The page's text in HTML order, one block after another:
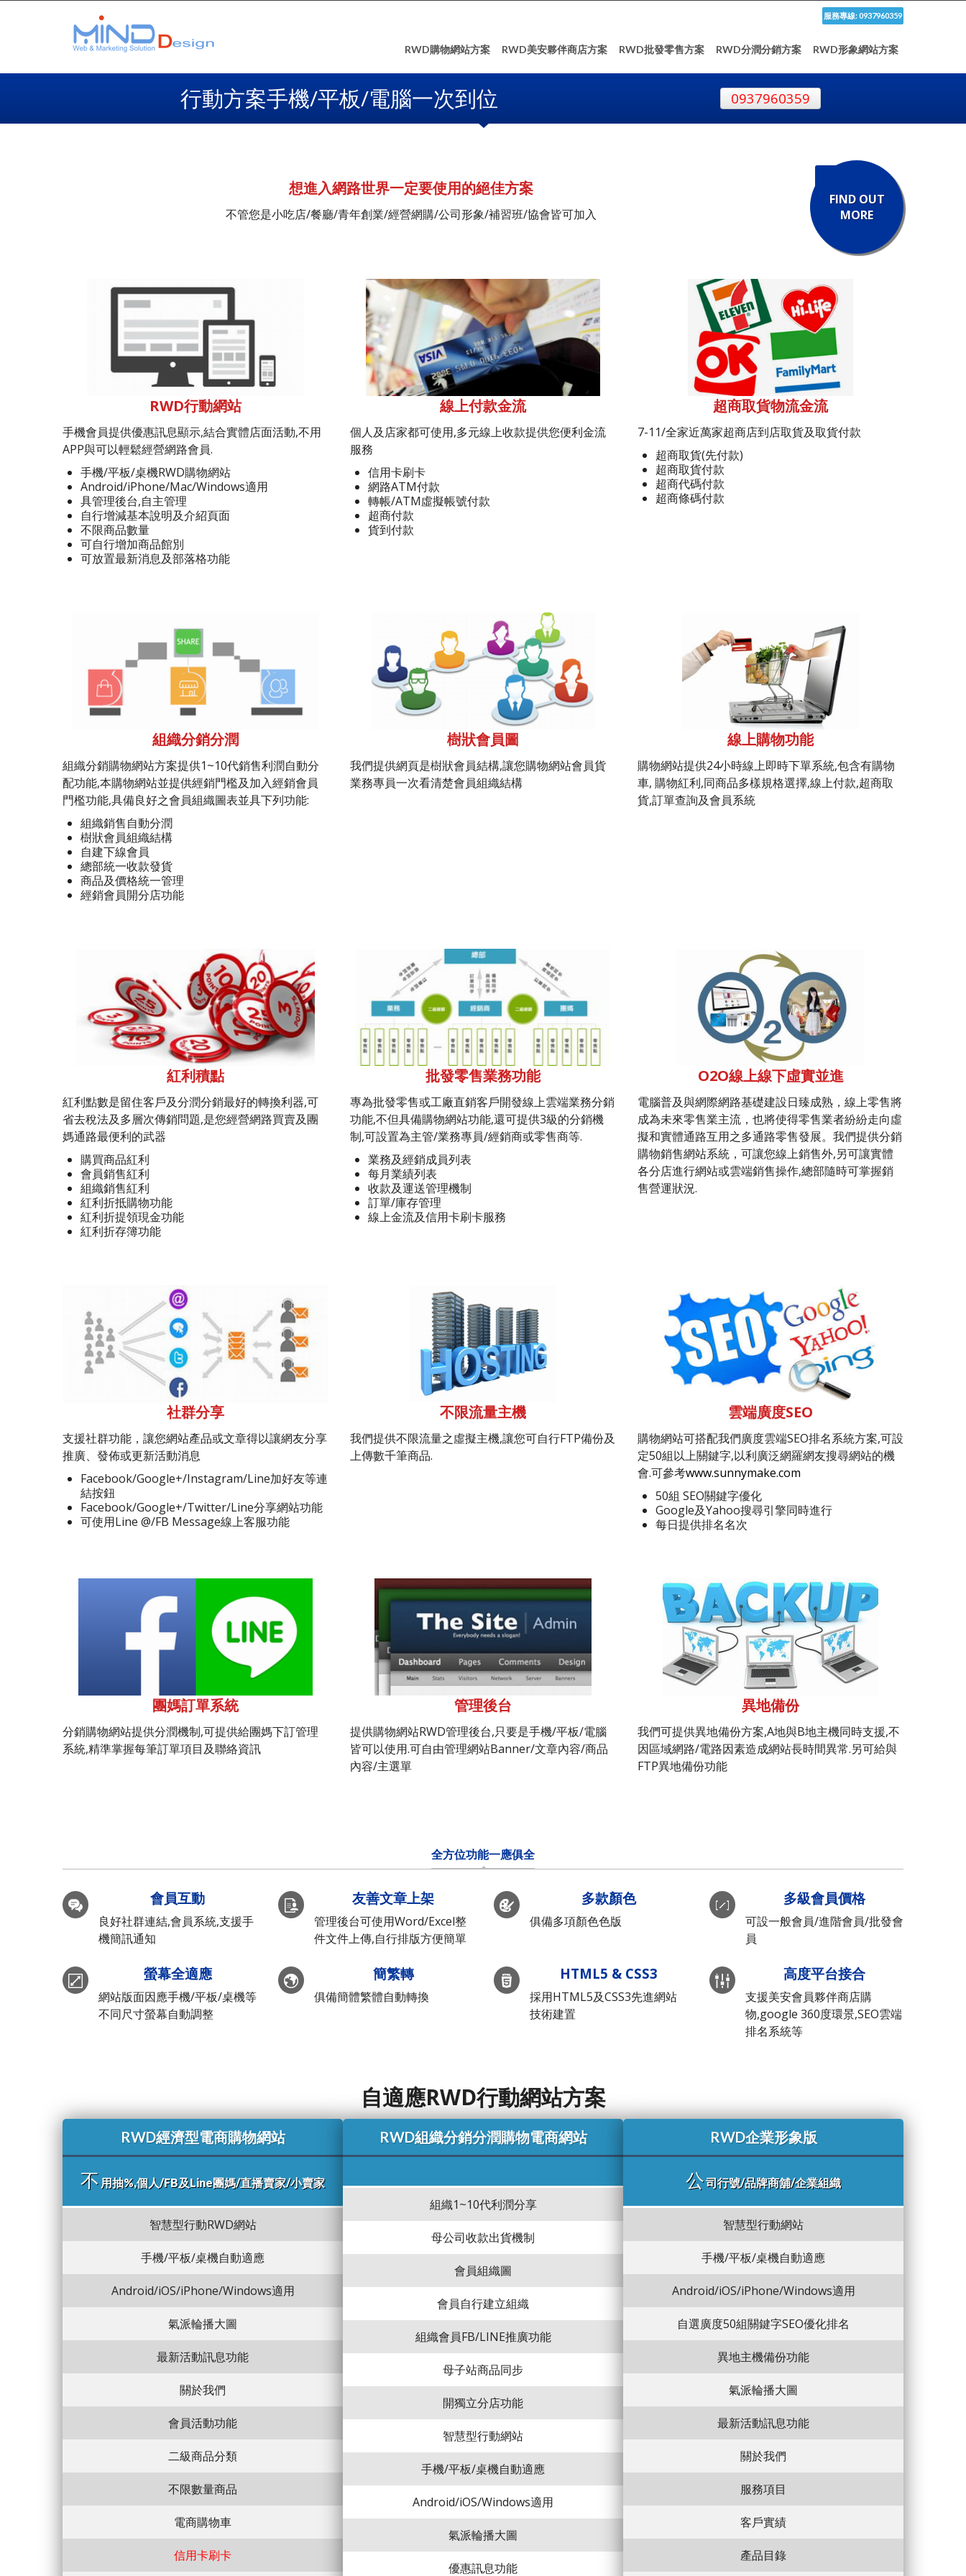
服務專線: 0937960359
RWD購物網站方案 RWD美安夥伴商店方案 RWD批發零售方案 RWD分潤分銷方案 RWD形象網站方案
行動方案手機/平板/電腦一次到位 0937960359
想進入網路世界一定要使用的絕佳方案
不管您是小吃店/餐廳/青年創業/經營網購/公司形象/補習班/協會皆可加入
FIND OUT
MORE
RWD行動網站
手機會員提供優惠訊息顯示,結合實體店面活動,不用
APP與可以輕鬆經營網路會員.
手機/平板/桌機RWD購物網站
Android/iPhone/Mac/Windows適用
具管理後台,自主管理
自行增減基本說明及介紹頁面
不限商品數量
可自行增加商品館別
可放置最新消息及部落格功能
線上付款金流
個人及店家都可使用,多元線上收款提供您便利金流
服務
信用卡刷卡
網路ATM付款
轉帳/ATM虛擬帳號付款
超商付款
貨到付款
超商取貨物流金流
7-11/全家近萬家超商店到店取貨及取貨付款
超商取貨(先付款)
超商取貨付款
超商代碼付款
超商條碼付款
組織分銷分潤
組織分銷購物網站方案提供1~10代銷售利潤自動分
配功能,本購物網站並提供經銷門檻及加入經銷會員
門檻功能,具備良好之會員組織圖表並具下列功能:
組織銷售自動分潤
樹狀會員組織結構
自建下線會員
總部統一收款發貨
商品及價格統一管理
經銷會員開分店功能
樹狀會員圖
我們提供網頁是樹狀會員結構,讓您購物網站會員貨
業務專員一次看清楚會員組織結構
線上購物功能
購物網站提供24小時線上即時下單系統,包含有購物
車, 購物紅利,同商品多樣規格選擇,線上付款,超商取
貨,訂單查詢及會員系統
紅利積點
紅利點數是留住客戶及分潤分銷最好的轉換利器,可
省去稅法及多層次傳銷問題,是您經營網路買賣及團
媽通路最便利的武器
購買商品紅利
會員銷售紅利
組織銷售紅利
紅利折抵購物功能
紅利折提領現金功能
紅利折存簿功能
批發零售業務功能
專為批發零售或工廠直銷客戶開發線上雲端業務分銷
功能,不但具備購物網站功能,還可提供3級的分銷機
制,可設置為主管/業務專員/經銷商或零售商等.
業務及經銷成員列表
每月業績列表
收款及運送管理機制
訂單/庫存管理
線上金流及信用卡刷卡服務
O2O線上線下虛實並進
電腦普及與網際網路基礎建設日臻成熟，線上零售將
成為未來零售業主流，也將使得零售業者紛紛走向虛
擬和實體通路互用之多通路零售發展。我們提供分銷
購物銷售網站系統，可讓您線上銷售外,另可讓實體
各分店進行網站或雲端銷售操作,總部隨時可掌握銷
售營運狀況.
社群分享
支援社群功能，讓您網站產品或文章得以讓網友分享
推廣、發佈或更新活動消息
Facebook/Google+/Instagram/Line加好友等連
結按鈕
Facebook/Google+/Twitter/Line分享網站功能
可使用Line @/FB Message線上客服功能
不限流量主機
我們提供不限流量之虛擬主機,讓您可自行FTP備份及
上傳數千筆商品.
雲端廣度SEO
購物網站可搭配我們廣度雲端SEO排名系統方案,可設
定50組以上關鍵字,以利廣泛網羅網友搜尋網站的機
會.可參考www.sunnymake.com
50組 SEO關鍵字優化
Google及Yahoo搜尋引擎同時進行
每日提供排名名次
團媽訂單系統
分銷購物網站提供分潤機制,可提供給團媽下訂管理
系統,精準掌握每筆訂單項目及聯絡資訊
管理後台
提供購物網站RWD管理後台,只要是手機/平板/電腦
皆可以使用.可自由管理網站Banner/文章內容/商品
內容/主選單
異地備份
我們可提供異地備份方案,A地與B地主機同時支援,不
因區域網路/電路因素造成網站長時間異常.另可給與
FTP異地備份功能
全方位功能一應俱全
會員互動
良好社群連結,會員系統,支援手
機簡訊通知
螢幕全適應
網站版面因應手機/平板/桌機等
不同尺寸螢幕自動調整
友善文章上架
管理後台可使用Word/Excel整
件文件上傳,自行排版方便簡單
簡繁轉
俱備簡體繁體自動轉換
多款顏色
俱備多項顏色色版
HTML5 & CSS3
採用HTML5及CSS3先進網站
技術建置
多級會員價格
可設一般會員/進階會員/批發會
員
高度平台接合
支援美安會員夥伴商店購
物,google 360度環景,SEO雲端
排名系統等
自適應RWD行動網站方案
RWD經濟型電商購物網站
不 用抽%,個人/FB及Line團媽/直播賣家/小賣家
智慧型行動RWD網站
手機/平板/桌機自動適應
Android/iOS/iPhone/Windows適用
氣派輪播大圖
最新活動訊息功能
關於我們
會員活動功能
二級商品分類
不限數量商品
電商購物車
信用卡刷卡
RWD組織分銷分潤購物電商網站
組織1~10代利潤分享
母公司收款出貨機制
會員組織圖
會員自行建立組織
組織會員FB/LINE推廣功能
母子站商品同步
開獨立分店功能
智慧型行動網站
手機/平板/桌機自動適應
Android/iOS/Windows適用
氣派輪播大圖
優惠訊息功能
RWD企業形象版
公司行號/品牌商舖/企業組織
智慧型行動網站
手機/平板/桌機自動適應
Android/iOS/iPhone/Windows適用
自選廣度50組關鍵字SEO優化排名
異地主機備份功能
氣派輪播大圖
最新活動訊息功能
關於我們
服務項目
客戶實績
產品目錄